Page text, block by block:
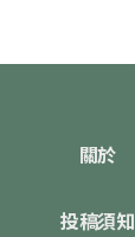
關於
投稿須知